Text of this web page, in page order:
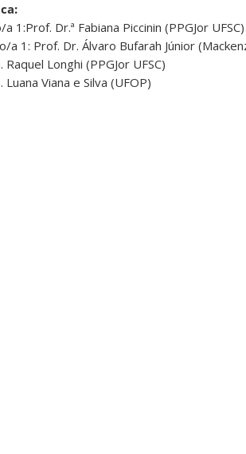
1:Prof. Dr.ª Fabiana Piccinin (PPGJor UFSC)
a 1: Prof. Dr. Álvaro Bufarah Júnior
Longhi (PPGJor UFSC)
Viana e Silva (UFOP)